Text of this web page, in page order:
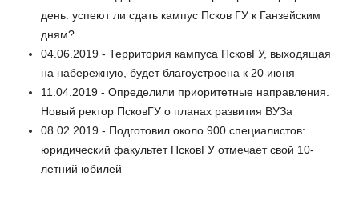
день: успеют ли сдать кампус Псков ГУ к Ганзейским
дням?
04.06.2019 - Территория кампуса ПсковГУ, выходящая
на набережную, будет благоустроена к 20 июня
11.04.2019 - Определили приоритетные направления.
Новый ректор ПсковГУ о планах развития ВУЗа
08.02.2019 - Подготовил около 900 специалистов:
юридический факультет ПсковГУ отмечает свой 10-
летний юбилей